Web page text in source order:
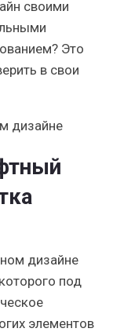
своими
Это
в свои
дизайне
дизайне
под
элементов